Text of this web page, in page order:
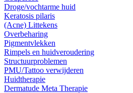
Droge/vochtarme huid
Keratosis pilaris
(Acne) Littekens
Overbeharing
Pigmentvlekken
Rimpels en huidveroudering
Structuurproblemen
PMU/Tattoo verwijderen
Huidtherapie
Dermatude Meta Therapie